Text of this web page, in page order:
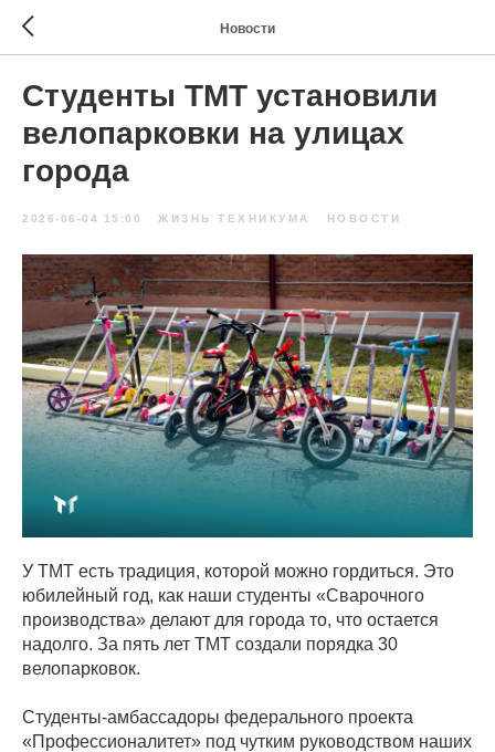
Новости
Студенты ТМТ установили
велопарковки на улицах
города
2026-06-04 15:00 ЖИЗНЬ ТЕХНИКУМА НОВОСТИ
У ТМТ есть традиция, которой можно гордиться. Это
юбилейный год, как наши студенты «Сварочного
производства» делают для города то, что остается
надолго. За пять лет ТМТ создали порядка 30
велопарковок.
Студенты-амбассадоры федерального проекта
«Профессионалитет» под чутким руководством наших